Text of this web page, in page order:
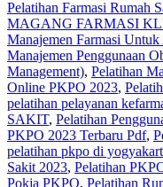
Pelatihan Farmasi Rumah
MAGANG FARMASI
Manajemen Farmasi
Manajemen Penggunaan
Management), Pelatihan
Online PKPO 2023,
pelatihan pelayanan
SAKIT, Pelatihan
PKPO 2023 Terbaru Pdf,
pelatihan pkpo di
Sakit 2023, Pelatihan
Pokja PKPO, Pelatihan